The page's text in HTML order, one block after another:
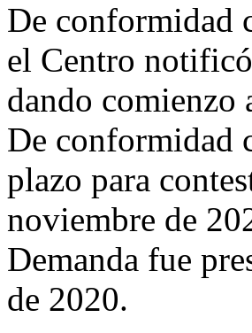
De conformidad
el Centro
dando comienzo
De conformidad
plazo para
noviembre de
Demanda fue
de 2020.